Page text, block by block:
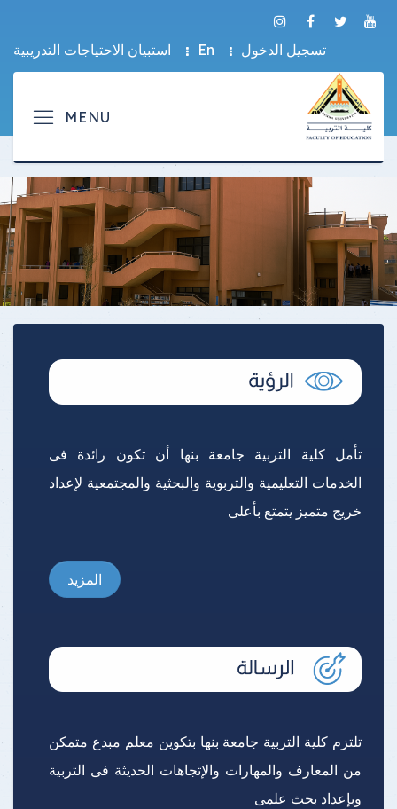
تسجيل الدخول En استبيان الاحتياجات التدريبية
تأمل كلية التربية جامعة بنها أن تكون رائدة فى
الخدمات التعليمية والتربوية والبحثية والمجتمعية لإعداد
خريج متميز يتمتع بأعلى
المزيد
تلتزم كلية التربية جامعة بنها بتكوين معلم مبدع متمكن
من المعارف والمهارات والإتجاهات الحديثة فى التربية
وبإعداد بحث علمى